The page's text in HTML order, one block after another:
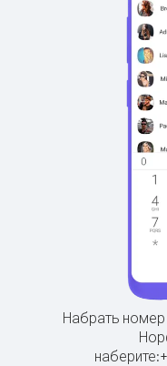
Набрать номер
наберите:+